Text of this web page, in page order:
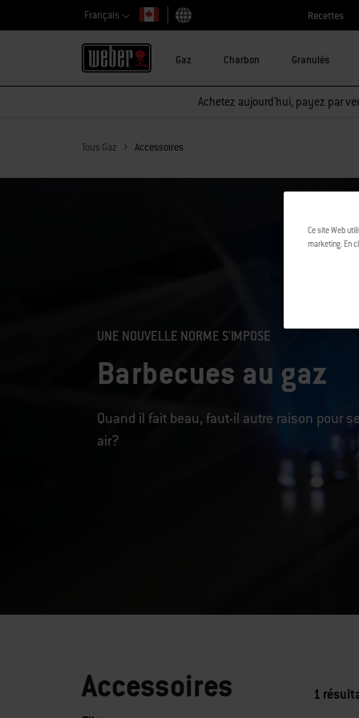
Français
Choisir un pays
Recettes
Gaz Charbon Granulés
Achetez aujourd'hui, payez par
Tous Gaz Accessoires
UNE NOUVELLE NORME S'IMPOSE
Barbecues au gaz
Quand il fait beau, faut-il autre raison pour
air?
Accessoires 1
Ce site Web
marketing. En